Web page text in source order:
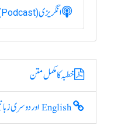
انگریزی(Podcast)
خطبہ کا مکمل متن